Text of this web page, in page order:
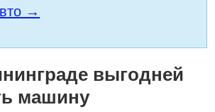
→
выгодней
машину